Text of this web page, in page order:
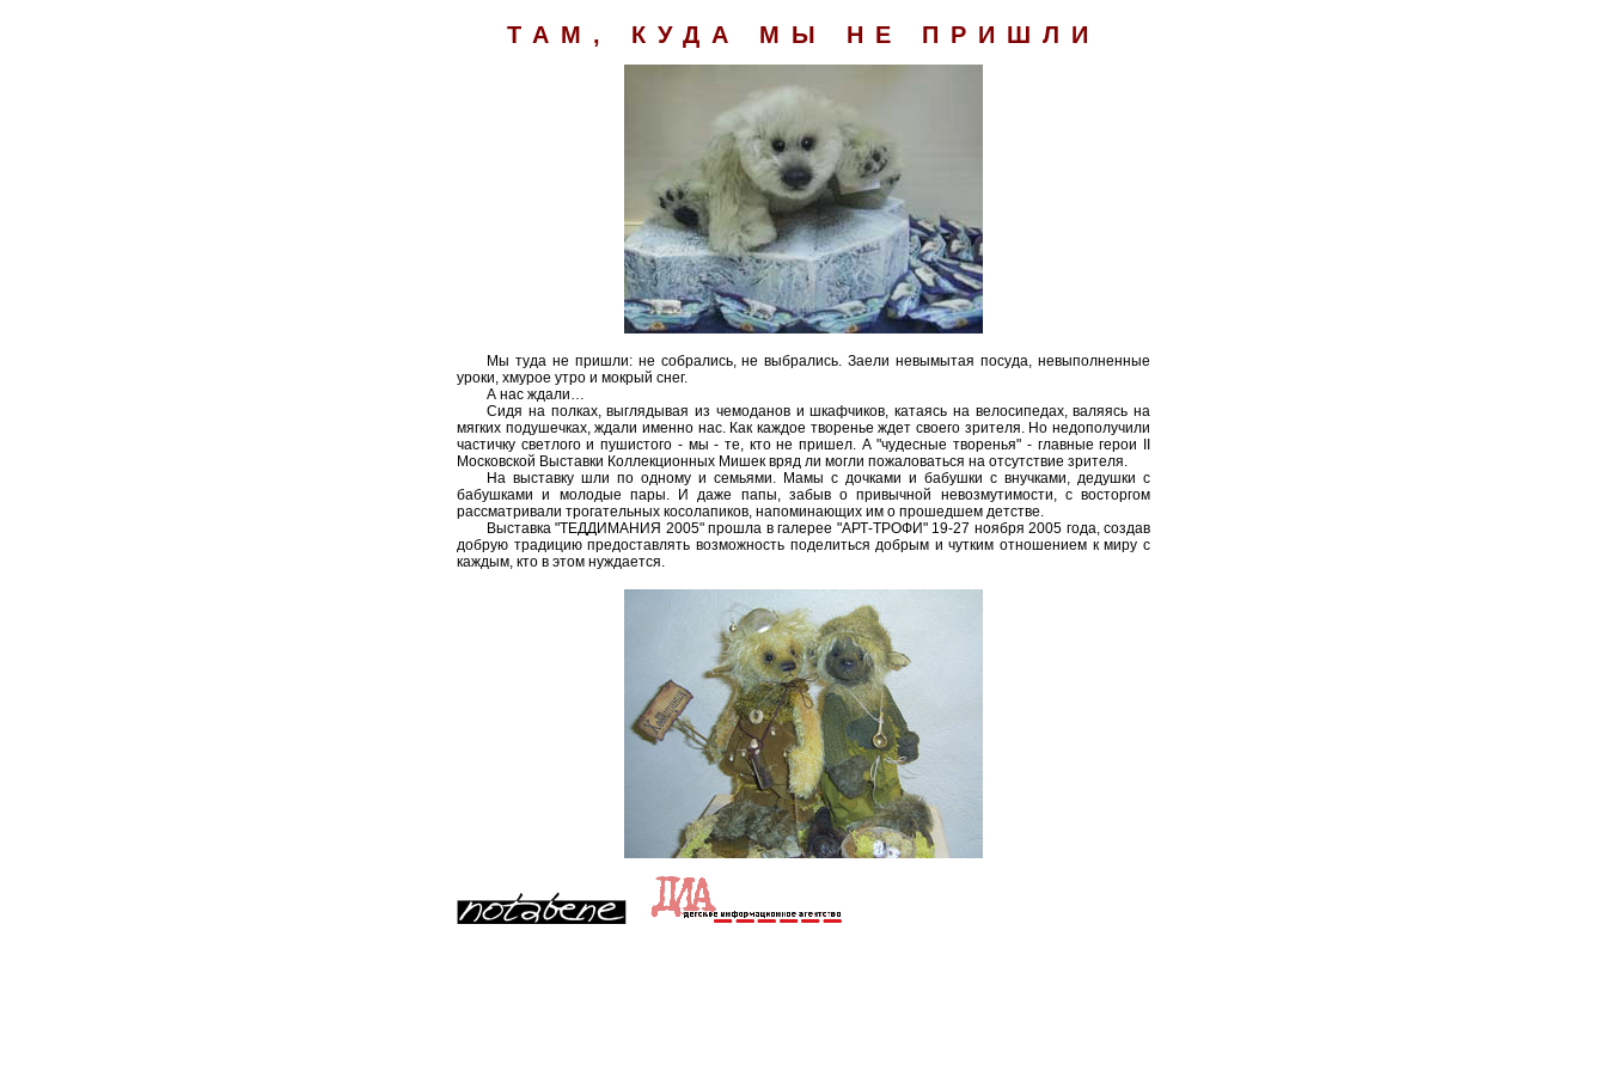
ТАМ, КУДА МЫ НЕ ПРИШЛИ
Мы туда не пришли: не собрались, не выбрались. Заели невымытая посуда, невыполненные
уроки, хмурое утро и мокрый снег.
А нас ждали…
Сидя на полках, выглядывая из чемоданов и шкафчиков, катаясь на велосипедах, валяясь на
мягких подушечках, ждали именно нас. Как каждое творенье ждет своего зрителя. Но недополучили
частичку светлого и пушистого - мы - те, кто не пришел. А "чудесные творенья" - главные герои II
Московской Выставки Коллекционных Мишек вряд ли могли пожаловаться на отсутствие зрителя.
На выставку шли по одному и семьями. Мамы с дочками и бабушки с внучками, дедушки с
бабушками и молодые пары. И даже папы, забыв о привычной невозмутимости, с восторгом
рассматривали трогательных косолапиков, напоминающих им о прошедшем детстве.
Выставка "ТЕДДИМАНИЯ 2005" прошла в галерее "АРТ-ТРОФИ" 19-27 ноября 2005 года, создав
добрую традицию предоставлять возможность поделиться добрым и чутким отношением к миру с
каждым, кто в этом нуждается.